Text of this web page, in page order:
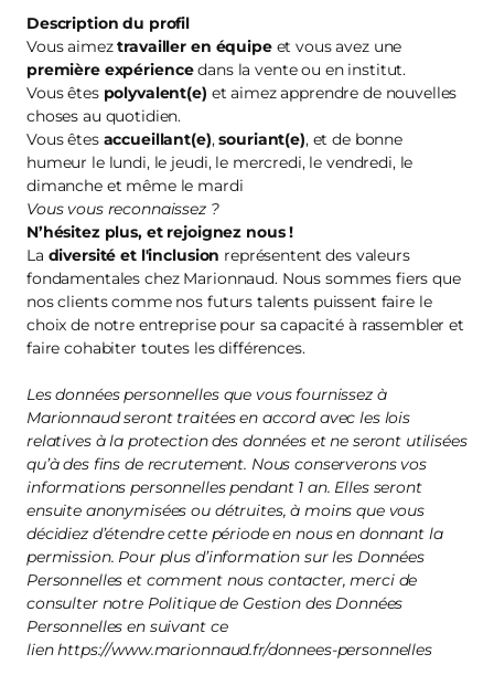
Description du profil
Vous aimeztravailler en équipe et vous avez une
première expériencedans la vente ou en institut.
Vous êtes polyvalent(e) et aimez apprendre de nouvelles
choses au quotidien.
Vous êtes accueillant(e),souriant(e), et de bonne
humeur le lundi, le jeudi, le mercredi, le vendredi, le
dimanche et même le mardi
Vous vous reconnaissez ?
N’hésitez plus, et rejoignez nous!
La diversité et l'inclusion représentent des valeurs
fondamentales chez Marionnaud. Nous sommes fiers que
nos clients comme nos futurs talents puissent faire le
choix de notre entreprise pour sa capacité à rassembler et
faire cohabiter toutes les différences.
Les données personnelles que vous fournissez à
Marionnaud seront traitées en accord avec les lois
relatives à la protection des données et ne seront utilisées
qu’à des fins de recrutement. Nous conserverons vos
informations personnelles pendant 1 an. Elles seront
ensuite anonymisées ou détruites, à moins que vous
décidiez d’étendre cette période en nous en donnant la
permission. Pour plus d’information sur les Données
Personnelles et comment nous contacter, merci de
consulter notre Politique de Gestion des Données
Personnelles en suivant ce
lien https://www.marionnaud.fr/donnees-personnelles